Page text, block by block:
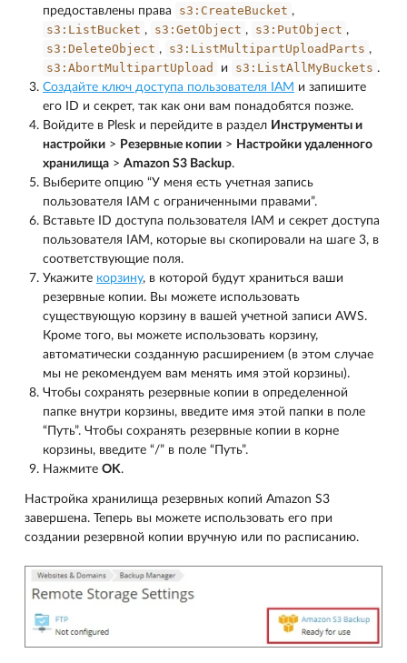
предоставлены права s3:CreateBucket ,
s3:ListBucket , s3:GetObject , s3:PutObject ,
s3:DeleteObject , s3:ListMultipartUploadParts ,
s3:AbortMultipartUpload и s3:ListAllMyBuckets .
Создайте ключ доступа пользователя IAM и запишите
его ID и секрет, так как они вам понадобятся позже.
Войдите в Plesk и перейдите в раздел Инструменты и
настройки > Резервные копии > Настройки удаленного
хранилища > Amazon S3 Backup.
Выберите опцию “У меня есть учетная запись
пользователя IAM с ограниченными правами”.
Вставьте ID доступа пользователя IAM и секрет доступа
пользователя IAM, которые вы скопировали на шаге 3, в
соответствующие поля.
Укажите корзину, в которой будут храниться ваши
резервные копии. Вы можете использовать
существующую корзину в вашей учетной записи AWS.
Кроме того, вы можете использовать корзину,
автоматически созданную расширением (в этом случае
мы не рекомендуем вам менять имя этой корзины).
Чтобы сохранять резервные копии в определенной
папке внутри корзины, введите имя этой папки в поле
“Путь”. Чтобы сохранять резервные копии в корне
корзины, введите “/” в поле “Путь”.
Нажмите OK.
Настройка хранилища резервных копий Amazon S3
завершена. Теперь вы можете использовать его при
создании резервной копии вручную или по расписанию.